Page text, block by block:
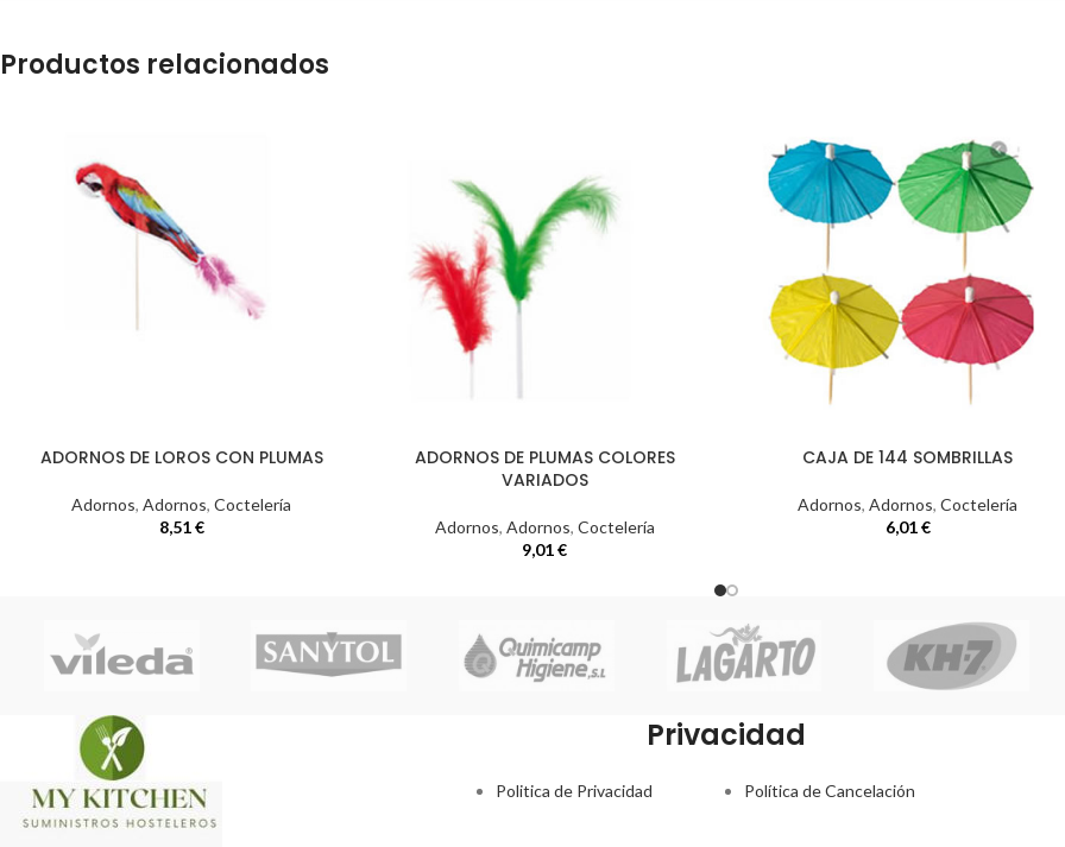
Productos relacionados
ADORNOS DE LOROS CON PLUMAS
Adornos,Adornos,Coctelería
8,51€
ADORNOS DE PLUMAS COLORES
VARIADOS
Adornos, Adornos, Coctelería
9,01€
CAJA DE 144 SOMBRILLAS
Adornos,Adornos,Coctelería
6,01€
Privacidad
Politica de Privacidad Política de Cancelación